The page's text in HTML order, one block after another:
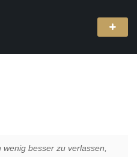
besser zu verlassen,